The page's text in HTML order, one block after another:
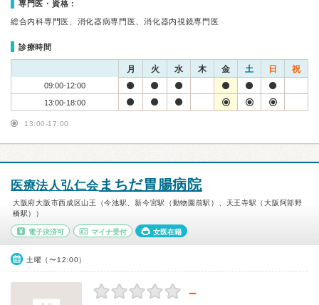
専門医・資格：
総合内科専門医、消化器病専門医、消化器内視鏡専門医
診療時間
月 火 水 木 金 土 日 祝
09:00-12:00
13:00-18:00
13:00-17:00
医療法人弘仁会 まちだ胃腸病院
大阪府大阪市西成区山王（今池駅、新今宮駅（動物園前駅）、天王寺駅（大阪阿部野
橋駅））
電子決済可 マイナ受付 女医在籍
土曜（〜12:00）
－